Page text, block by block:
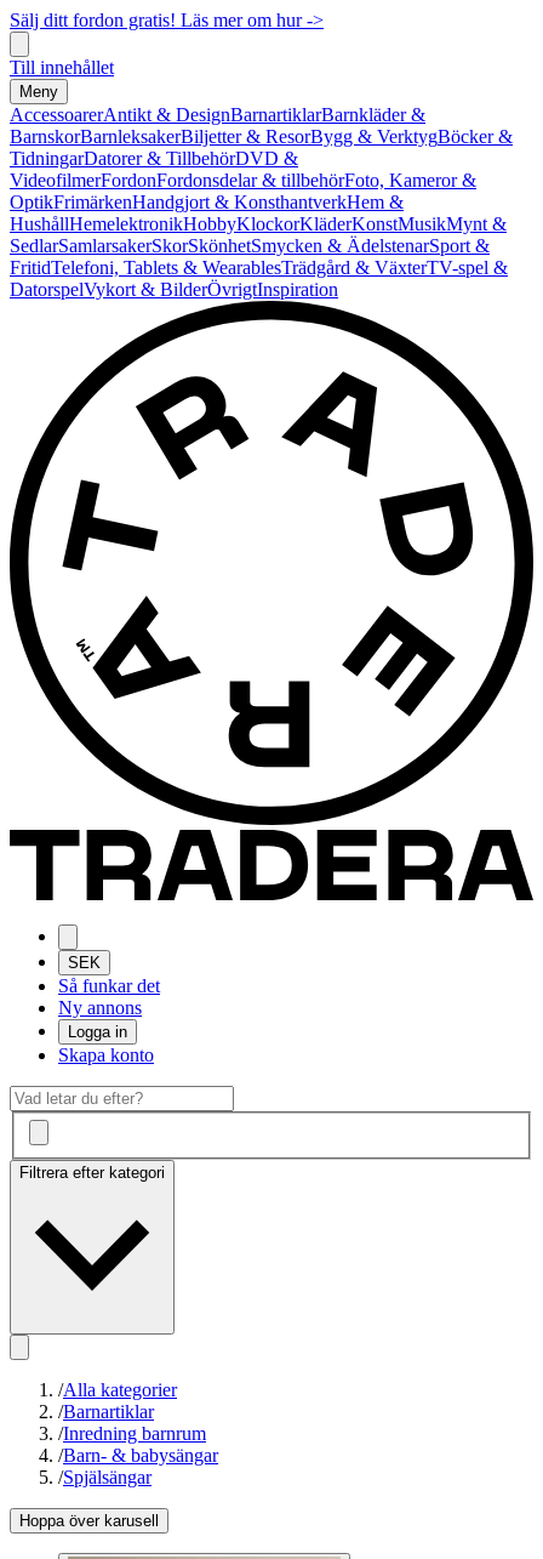
Sälj ditt fordon gratis! Läs mer om hur ->
Till innehållet
Meny
AccessoarerAntikt & DesignBarnartiklarBarnkläder &
BarnskorBarnleksakerBiljetter & ResorBygg & VerktygBöcker &
TidningarDatorer & TillbehörDVD &
VideofilmerFordonFordonsdelar & tillbehörFoto, Kameror &
OptikFrimärkenHandgjort & KonsthantverkHem &
HushållHemelektronikHobbyKlockorKläderKonstMusikMynt &
SedlarSamlarsakerSkorSkönhetSmycken & ÄdelstenarSport &
FritidTelefoni, Tablets & WearablesTrädgård & VäxterTV-spel &
DatorspelVykort & BilderÖvrigtInspiration
SEK
Så funkar det
Ny annons
Logga in
Skapa konto
Filtrera efter kategori
/Alla kategorier
/Barnartiklar
/Inredning barnrum
/Barn- & babysängar
/Spjälsängar
Hoppa över karusell